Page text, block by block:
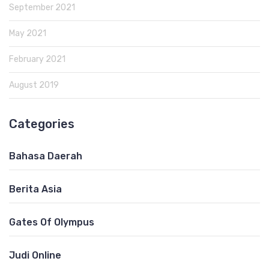
September 2021
May 2021
February 2021
August 2019
Categories
Bahasa Daerah
Berita Asia
Gates Of Olympus
Judi Online